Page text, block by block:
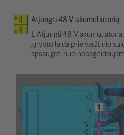
Atjungti 48 V akumuliatorių
1. Atjungti 48 V
gnybto laidą prie varžtinio
apsaugoti nuo